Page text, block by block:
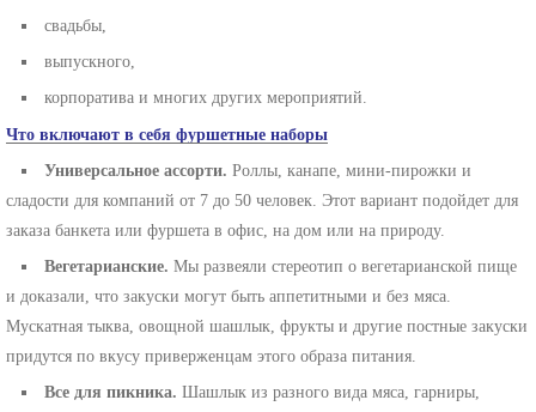
свадьбы,
выпускного,
корпоратива и многих других мероприятий.
Что включают в себя фуршетные наборы
Универсальное ассорти. Роллы, канапе, мини-пирожки и
сладости для компаний от 7 до 50 человек. Этот вариант подойдет для
заказа банкета или фуршета в офис, на дом или на природу.
Вегетарианские. Мы развеяли стереотип о вегетарианской пище
и доказали, что закуски могут быть аппетитными и без мяса.
Мускатная тыква, овощной шашлык, фрукты и другие постные закуски
придутся по вкусу приверженцам этого образа питания.
Все для пикника. Шашлык из разного вида мяса, гарниры,